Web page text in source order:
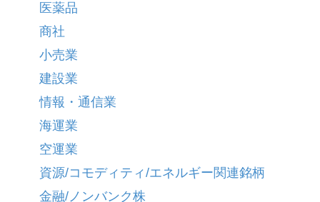
医薬品
商社
小売業
建設業
情報・通信業
海運業
空運業
資源/コモディティ/エネルギー関連銘柄
金融/ノンバンク株